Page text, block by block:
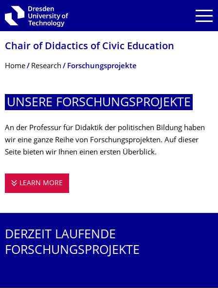
Skip to main navigation
Skip to search
Skip to content
Chair of Didactics of Civic Education
Breadcrumb Menu
Home Research Forschungsprojekte
UNSERE FORSCHUNGSPRO­JEKTE
An der Professur für Didaktik der politischen Bildung haben
wir eine ganze Reihe von Forschungsprojekten. Auf dieser
Seite bieten wir Ihnen einen ersten Überblick.
LEARN MORE
DERZEIT LAUFENDE
FORSCHUNGSPROJEKTE